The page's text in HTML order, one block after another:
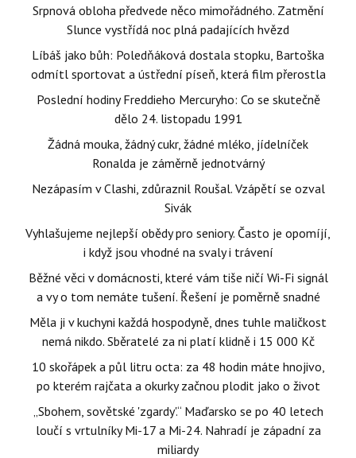
Srpnová obloha předvede něco mimořádného. Zatmění
Slunce vystřídá noc plná padajících hvězd
Líbáš jako bůh: Poledňáková dostala stopku, Bartoška
odmítl sportovat a ústřední píseň, která film přerostla
Poslední hodiny Freddieho Mercuryho: Co se skutečně
dělo 24. listopadu 1991
Žádná mouka, žádný cukr, žádné mléko, jídelníček
Ronalda je záměrně jednotvárný
Nezápasím v Clashi, zdůraznil Roušal. Vzápětí se ozval
Sivák
Vyhlašujeme nejlepší obědy pro seniory. Často je opomíjí,
i když jsou vhodné na svaly i trávení
Běžné věci v domácnosti, které vám tiše ničí Wi-Fi signál
a vy o tom nemáte tušení. Řešení je poměrně snadné
Měla ji v kuchyni každá hospodyně, dnes tuhle maličkost
nemá nikdo. Sběratelé za ni platí klidně i 15 000 Kč
10 skořápek a půl litru octa: za 48 hodin máte hnojivo,
po kterém rajčata a okurky začnou plodit jako o život
„Sbohem, sovětské 'zgardy'.“ Maďarsko se po 40 letech
loučí s vrtulníky Mi-17 a Mi-24. Nahradí je západní za
miliardy